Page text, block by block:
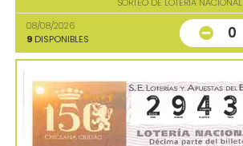
08/08/2026
9 DISPONIBLES 0